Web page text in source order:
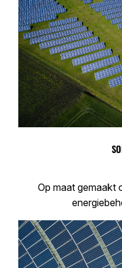
Op maat gemaakt